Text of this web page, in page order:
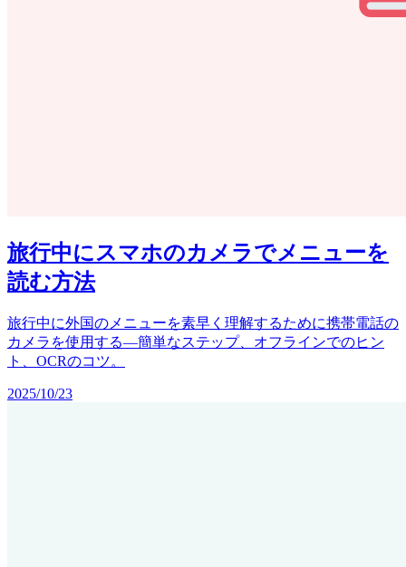
旅行中にスマホのカメラでメニューを
読む方法
旅行中に外国のメニューを素早く理解するために携帯電話の
カメラを使用する—簡単なステップ、オフラインでのヒン
ト、OCRのコツ。
2025/10/23